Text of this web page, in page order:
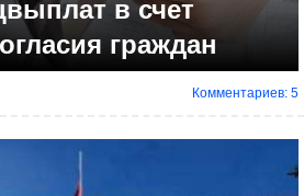
в счет
граждан
Комментариев: 5